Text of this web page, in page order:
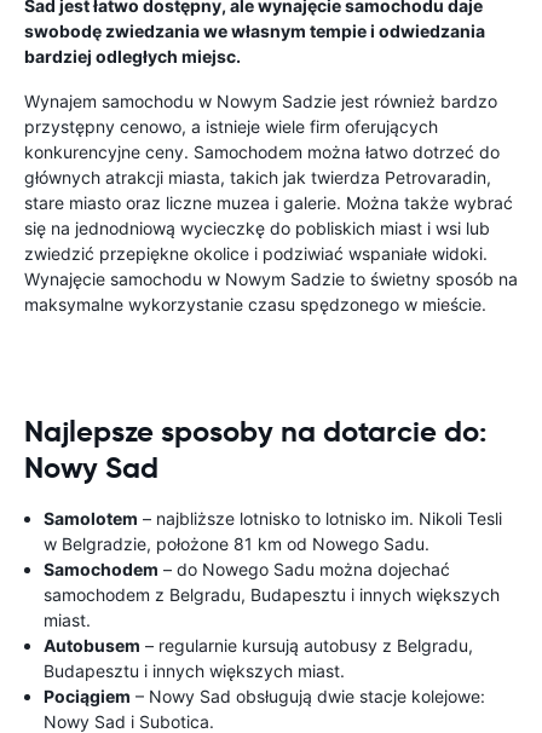
Sad jest łatwo dostępny, ale wynajęcie samochodu daje
swobodę zwiedzania we własnym tempie i odwiedzania
bardziej odległych miejsc.
Wynajem samochodu w Nowym Sadzie jest również bardzo
przystępny cenowo, a istnieje wiele firm oferujących
konkurencyjne ceny. Samochodem można łatwo dotrzeć do
głównych atrakcji miasta, takich jak twierdza Petrovaradin,
stare miasto oraz liczne muzea i galerie. Można także wybrać
się na jednodniową wycieczkę do pobliskich miast i wsi lub
zwiedzić przepiękne okolice i podziwiać wspaniałe widoki.
Wynajęcie samochodu w Nowym Sadzie to świetny sposób na
maksymalne wykorzystanie czasu spędzonego w mieście.
Najlepsze sposoby na dotarcie do:
Nowy Sad
Samolotem – najbliższe lotnisko to lotnisko im. Nikoli Tesli
w Belgradzie, położone 81 km od Nowego Sadu.
Samochodem – do Nowego Sadu można dojechać
samochodem z Belgradu, Budapesztu i innych większych
miast.
Autobusem – regularnie kursują autobusy z Belgradu,
Budapesztu i innych większych miast.
Pociągiem – Nowy Sad obsługują dwie stacje kolejowe:
Nowy Sad i Subotica.